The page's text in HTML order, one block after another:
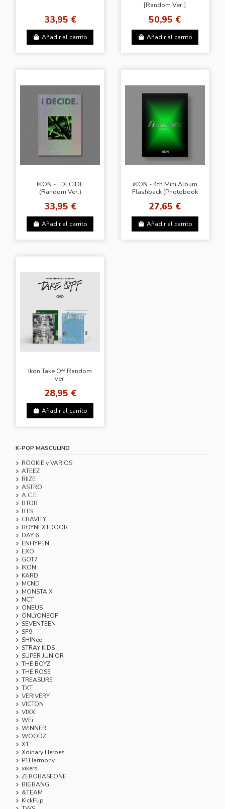
33,95 €
Añadir al carrito
[Random Ver.]
50,95 €
Añadir al carrito
IKON - i DECIDE
(Random Ver.)
33,95 €
Añadir al carrito
iKON - 4th Mini Album
Flashback (Photobook
Red/Green)
27,65 €
Añadir al carrito
Ikon Take Off Random
ver.
28,95 €
Añadir al carrito
K-POP MASCULINO
ROOKIE y VARIOS
ATEEZ
RIIZE
ASTRO
A.C.E.
BTOB
BTS
CRAVITY
BOYNEXTDOOR
DAY 6
ENHYPEN
EXO
GOT7
IKON
KARD
MCND
MONSTA X
NCT
ONEUS
ONLYONEOF
SEVENTEEN
SF9
SHINee
STRAY KIDS
SUPER JUNIOR
THE BOYZ
THE ROSE
TREASURE
TXT
VERIVERY
VICTON
VIXX
WEi
WINNER
WOODZ
X1
Xdinary Heroes
P1Harmony
xikers
ZEROBASEONE
BIGBANG
&TEAM
KickFlip